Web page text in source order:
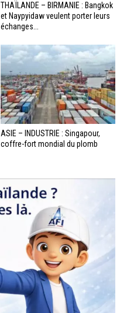
THAÏLANDE – BIRMANIE : Bangkok
et Naypyidaw veulent porter leurs
échanges...
ASIE – INDUSTRIE : Singapour,
coffre-fort mondial du plomb